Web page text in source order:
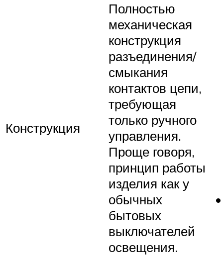
Конструкция
Полностью
механическая
конструкция
разъединения/
смыкания
контактов цепи,
требующая
только ручного
управления.
Проще говоря,
принцип работы
изделия как у
обычных
бытовых
выключателей
освещения.